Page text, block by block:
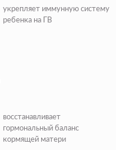
укрепляет иммунную систему
ребенка на ГВ
восстанавливает
гормональный баланс
кормящей матери